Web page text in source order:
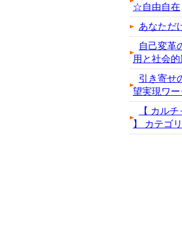
☆自由自在
あなただ
自己変革
用と社会
引き寄せ
望実現ワ
【 カル
】 カテゴ